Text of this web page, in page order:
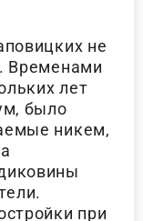
не
Временами
лет
было
никем,
при